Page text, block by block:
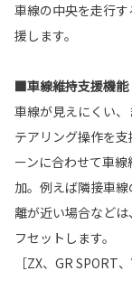
車線の中央を走行
援します。
■車線維持支援機能
車線が見えにくい
テアリング操作を
ーンに合わせて車
加。例えば隣接車
離が近い場合など
フセットします。
［ZX、GR SPORT